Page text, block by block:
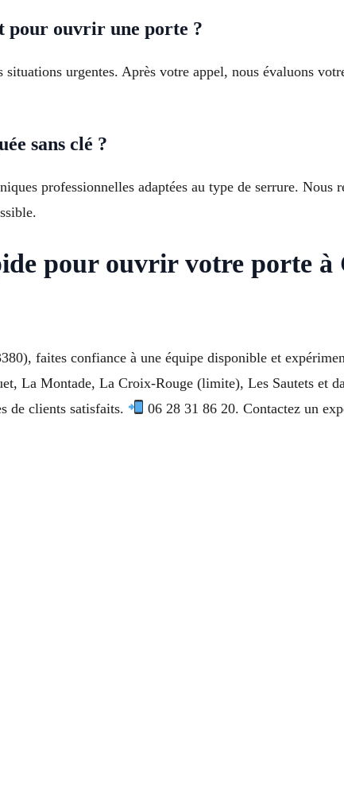
pour ouvrir une porte ?
urgentes. Après votre appel, nous évaluons
sans clé ?
professionnelles adaptées au type de serrure. Nous
pour ouvrir votre porte à
faites confiance à une équipe disponible et
La Montade, La Croix-Rouge (limite), Les Sautets et
de clients satisfaits. 06 28 31 86 20. Contactez un